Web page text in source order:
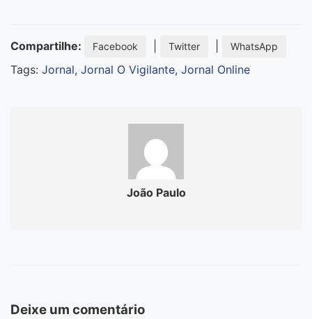
Compartilhe: Facebook Twitter WhatsApp
Tags: Jornal, Jornal O Vigilante, Jornal Online
João Paulo
Deixe um comentário